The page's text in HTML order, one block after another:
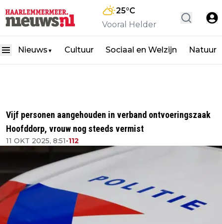
25°C
Vooral Helder
Nieuws ▼ Cultuur Sociaal en Welzijn Natuur
Vijf personen aangehouden in verband ontvoeringszaak
Hoofddorp, vrouw nog steeds vermist
11 OKT 2025, 8:51•112